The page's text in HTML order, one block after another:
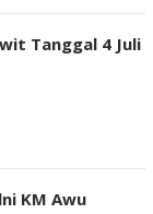
Tanggal 4 Juli
KM Awu